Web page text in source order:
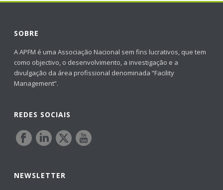
SOBRE
A APFM é uma Associação Nacional sem fins lucrativos, que tem
como objectivo, o desenvolvimento, a investigação e a
divulgação da área profissional denominada “Facility
Management”.
REDES SOCIAIS
NEWSLETTER